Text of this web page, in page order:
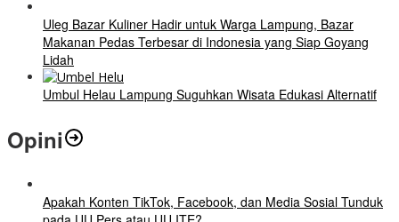
Uleg Bazar Kuliner Hadir untuk Warga Lampung, Bazar
Makanan Pedas Terbesar di Indonesia yang Siap Goyang
Lidah
Umbul Helau Lampung Suguhkan Wisata Edukasi Alternatif
Opini
Apakah Konten TikTok, Facebook, dan Media Sosial Tunduk